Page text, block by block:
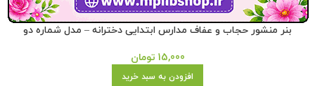
بنر منشور حجاب و عفاف مدارس ابتدایی دخترانه – مدل شماره دو
15,000 تومان
افزودن به سبد خرید